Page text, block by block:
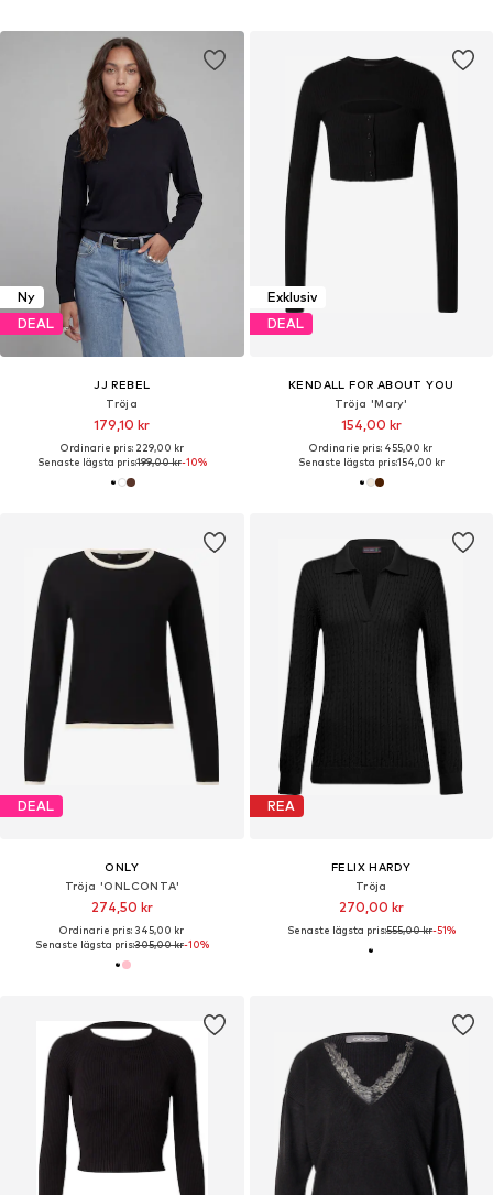
Ny
DEAL
JJ REBEL
Tröja
179,10 kr
Ordinarie pris: 229,00 kr
Senaste lägsta pris:199,00 kr-10%
Exklusiv
DEAL
KENDALL FOR ABOUT YOU
Tröja 'Mary'
154,00 kr
Ordinarie pris: 455,00 kr
Senaste lägsta pris:154,00 kr
DEAL
ONLY
Tröja 'ONLCONTA'
274,50 kr
Ordinarie pris: 345,00 kr
Senaste lägsta pris:305,00 kr-10%
REA
FELIX HARDY
Tröja
270,00 kr
Senaste lägsta pris:555,00 kr-51%